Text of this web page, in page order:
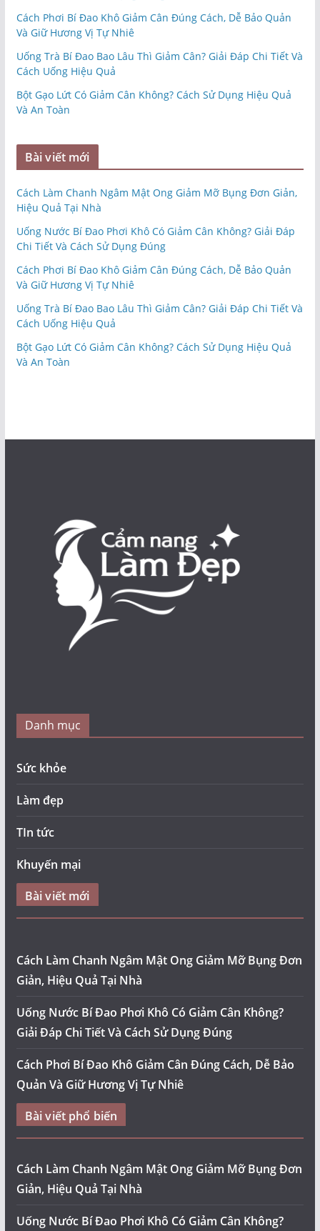
Cách Phơi Bí Đao Khô Giảm Cân Đúng Cách, Dễ Bảo Quản
Và Giữ Hương Vị Tự Nhiê
Uống Trà Bí Đao Bao Lâu Thì Giảm Cân? Giải Đáp Chi Tiết Và
Cách Uống Hiệu Quả
Bột Gạo Lứt Có Giảm Cân Không? Cách Sử Dụng Hiệu Quả
Và An Toàn
Bài viết mới
Cách Làm Chanh Ngâm Mật Ong Giảm Mỡ Bụng Đơn Giản,
Hiệu Quả Tại Nhà
Uống Nước Bí Đao Phơi Khô Có Giảm Cân Không? Giải Đáp
Chi Tiết Và Cách Sử Dụng Đúng
Cách Phơi Bí Đao Khô Giảm Cân Đúng Cách, Dễ Bảo Quản
Và Giữ Hương Vị Tự Nhiê
Uống Trà Bí Đao Bao Lâu Thì Giảm Cân? Giải Đáp Chi Tiết Và
Cách Uống Hiệu Quả
Bột Gạo Lứt Có Giảm Cân Không? Cách Sử Dụng Hiệu Quả
Và An Toàn
Danh mục
Sức khỏe
Làm đẹp
TIn tức
Khuyến mại
Bài viết mới
Cách Làm Chanh Ngâm Mật Ong Giảm Mỡ Bụng Đơn
Giản, Hiệu Quả Tại Nhà
Uống Nước Bí Đao Phơi Khô Có Giảm Cân Không?
Giải Đáp Chi Tiết Và Cách Sử Dụng Đúng
Cách Phơi Bí Đao Khô Giảm Cân Đúng Cách, Dễ Bảo
Quản Và Giữ Hương Vị Tự Nhiê
Bài viết phổ biến
Cách Làm Chanh Ngâm Mật Ong Giảm Mỡ Bụng Đơn
Giản, Hiệu Quả Tại Nhà
Uống Nước Bí Đao Phơi Khô Có Giảm Cân Không?